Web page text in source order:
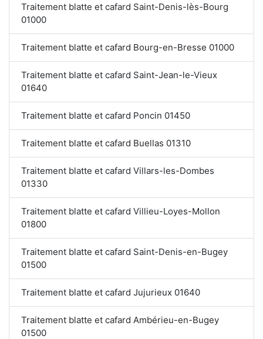
Traitement blatte et cafard Saint-Denis-lès-Bourg
01000
Traitement blatte et cafard Bourg-en-Bresse 01000
Traitement blatte et cafard Saint-Jean-le-Vieux
01640
Traitement blatte et cafard Poncin 01450
Traitement blatte et cafard Buellas 01310
Traitement blatte et cafard Villars-les-Dombes
01330
Traitement blatte et cafard Villieu-Loyes-Mollon
01800
Traitement blatte et cafard Saint-Denis-en-Bugey
01500
Traitement blatte et cafard Jujurieux 01640
Traitement blatte et cafard Ambérieu-en-Bugey
01500